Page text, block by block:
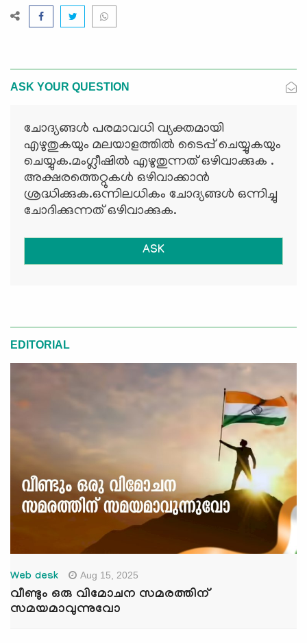
ASK YOUR QUESTION
ചോദ്യങ്ങള്‍ പരമാവധി വ്യക്തമായി
എഴുതുകയും മലയാളത്തില്‍ ടൈപ്പ് ചെയ്യുകയും
ചെയ്യുക.മംഗ്ലീഷില്‍ എഴുതുന്നത് ഒഴിവാക്കുക .
അക്ഷരത്തെറ്റുകള്‍ ഒഴിവാക്കാന്‍
ശ്രദ്ധിക്കുക.ഒന്നിലധികം ചോദ്യങ്ങള്‍ ഒന്നിച്ചു
ചോദിക്കുന്നത് ഒഴിവാക്കുക.
ASK
EDITORIAL
Web desk Aug 15, 2025
വീണ്ടും ഒരു വിമോചന സമരത്തിന്
സമയമാവുന്നുവോ